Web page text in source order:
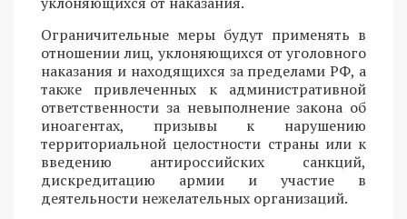
Ограничительные меры будут применять в
отношении лиц, уклоняющихся от уголовного
наказания и находящихся за пределами РФ, а
также привлеченных к административной
ответственности за невыполнение закона об
иноагентах, призывы к нарушению
территориальной целостности страны или к
введению антироссийских санкций,
дискредитацию армии и участие в
деятельности нежелательных организаций.